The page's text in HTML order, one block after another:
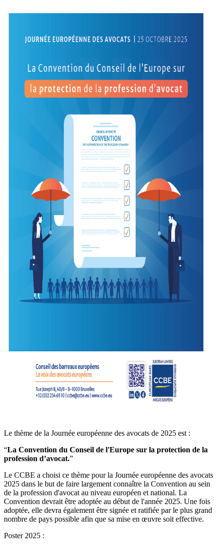
Le thème de la Journée européenne des avocats de 2025 est :
“La Convention du Conseil de l'Europe sur la protection de la
profession d’avocat.”
Le CCBE a choisi ce thème pour la Journée européenne des avocats
2025 dans le but de faire largement connaître la Convention au sein
de la profession d'avocat au niveau européen et national. La
Convention devrait être adoptée au début de l'année 2025. Une fois
adoptée, elle devra également être signée et ratifiée par le plus grand
nombre de pays possible afin que sa mise en œuvre soit effective.
Poster 2025 :